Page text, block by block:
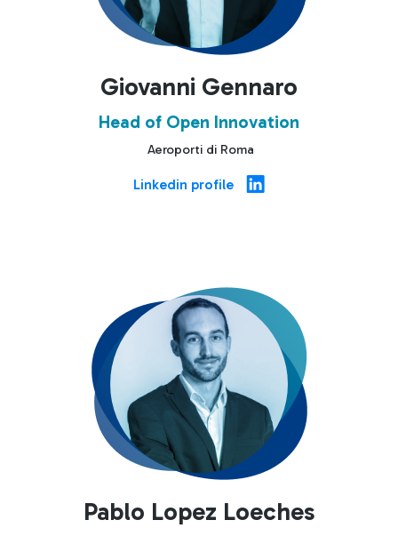
Giovanni Gennaro
Head of Open Innovation
Aeroporti di Roma
Linkedin profile
Pablo Lopez Loeches